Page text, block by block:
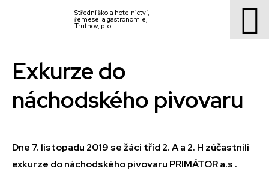
Střední škola hotelnictví,
řemesel a gastronomie,
Trutnov, p. o.
Exkurze do
náchodského pivovaru
Dne 7. listopadu 2019 se žáci tříd 2. A a 2. H zúčastnili
exkurze do náchodského pivovaru PRIMÁTOR a.s .